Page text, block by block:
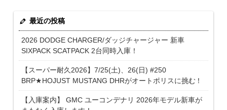
最近の投稿
2026 DODGE CHARGER/ダッジチャージャー 新車
SIXPACK SCATPACK 2台同時入庫！
【スーパー耐久2026】7/25(土)、26(日) #250
BRP★HOJUST MUSTANG DHRがオートポリスに挑む！
【入庫案内】 GMC ユーコンデナリ 2026年モデル新車が